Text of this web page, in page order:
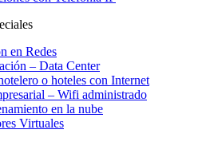
en Redes
– Data Center
o hoteles con Internet
– Wifi administrado
en la nube
Virtuales